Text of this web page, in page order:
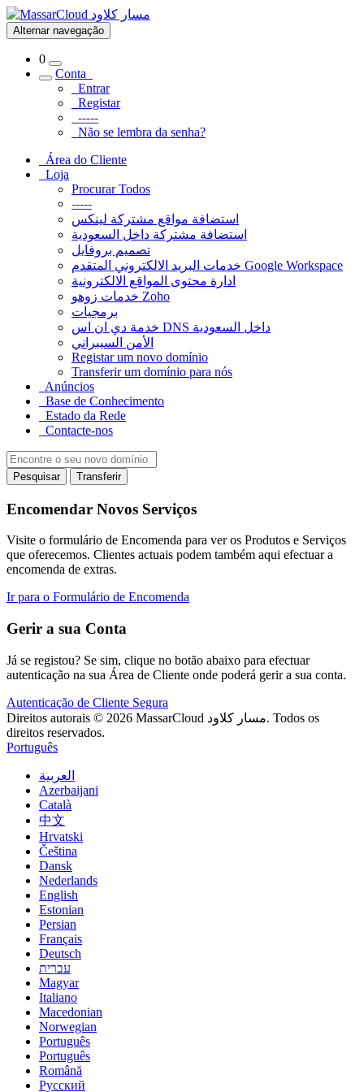
Alternar navegação
0
Conta
Entrar
Registar
-----
Não se lembra da senha?
Área do Cliente
Loja
Procurar Todos
-----
استضافة مواقع مشتركة لينكس
استضافة مشتركة داخل السعودية
تصميم بروفايل
خدمات البريد الالكتروني المتقدم Google Workspace
ادارة محتوى المواقع الالكترونية
خدمات زوهو Zoho
برمجيات
خدمة دي ان اس DNS داخل السعودية
الأمن السيبراني
Registar um novo domínio
Transferir um domínio para nós
Anúncios
Base de Conhecimento
Estado da Rede
Contacte-nos
Pesquisar Transferir
Encomendar Novos Serviços
Visite o formulário de Encomenda para ver os Produtos e Serviços
que oferecemos. Clientes actuais podem também aqui efectuar a
encomenda de extras.
Ir para o Formulário de Encomenda
Gerir a sua Conta
Já se registou? Se sim, clique no botão abaixo para efectuar
autenticação na sua Área de Cliente onde poderá gerir a sua conta.
Autenticação de Cliente Segura
Direitos autorais © 2026 MassarCloud مسار كلاود. Todos os
direitos reservados.
Português
العربية
Azerbaijani
Català
中文
Hrvatski
Čeština
Dansk
Nederlands
English
Estonian
Persian
Français
Deutsch
עברית
Magyar
Italiano
Macedonian
Norwegian
Português
Português
Română
Русский